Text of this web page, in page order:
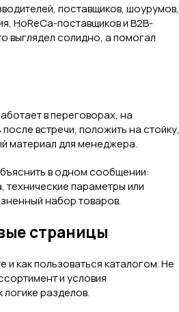
поставщиков, шоурумов,
HoReCa-поставщиков и B2B-
выглядел солидно, а помогал
в переговорах, на
встречи, положить на стойку,
материал для менеджера.
в одном сообщении:
технические параметры или
набор товаров.
страницы
как пользоваться каталогом. Не
и условия
разделов.